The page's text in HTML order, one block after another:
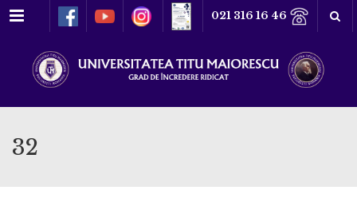
Meniu 021 316 16 46
32